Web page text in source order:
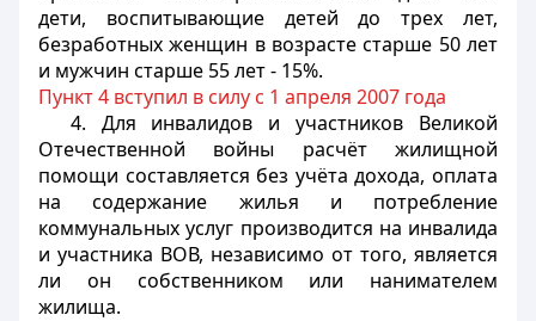
дети, воспитывающие детей до трех лет,
безработных женщин в возрасте старше 50 лет
и мужчин старше 55 лет - 15%.
Пункт 4 вступил в силу с 1 апреля 2007 года
4. Для инвалидов и участников Великой
Отечественной войны расчёт жилищной
помощи составляется без учёта дохода, оплата
на содержание жилья и потребление
коммунальных услуг производится на инвалида
и участника ВОВ, независимо от того, является
ли он собственником или нанимателем
жилища.